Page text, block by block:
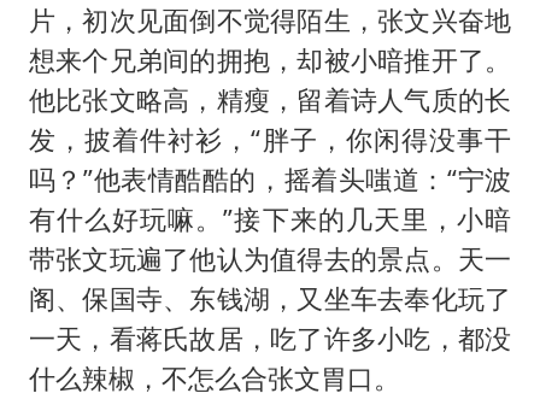
片，初次见面倒不觉得陌生，张文兴奋地
想来个兄弟间的拥抱，却被小暗推开了。
他比张文略高，精瘦，留着诗人气质的长
发，披着件衬衫，“胖子，你闲得没事干
吗？”他表情酷酷的，摇着头嗤道：“宁波
有什么好玩嘛。”接下来的几天里，小暗
带张文玩遍了他认为值得去的景点。天一
阁、保国寺、东钱湖，又坐车去奉化玩了
一天，看蒋氏故居，吃了许多小吃，都没
什么辣椒，不怎么合张文胃口。